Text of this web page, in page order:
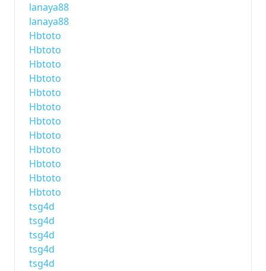
lanaya88
lanaya88
Hbtoto
Hbtoto
Hbtoto
Hbtoto
Hbtoto
Hbtoto
Hbtoto
Hbtoto
Hbtoto
Hbtoto
Hbtoto
Hbtoto
tsg4d
tsg4d
tsg4d
tsg4d
tsg4d